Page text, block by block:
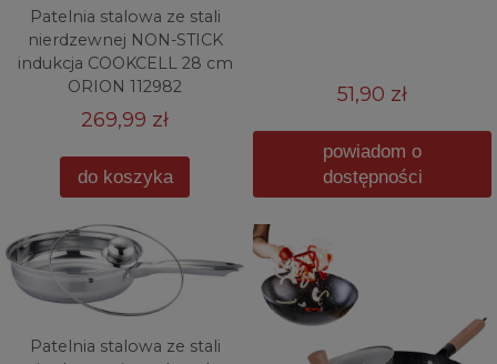
Patelnia stalowa ze stali
nierdzewnej NON-STICK
indukcja COOKCELL 28 cm
ORION 112982
269,99 zł
do koszyka
51,90 zł
powiadom o
dostępności
Patelnia stalowa ze stali